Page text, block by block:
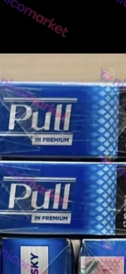
NERO
Гуцульскі
Italian Blend 821
OSCAR
Dandy
JM
MAN
Arizona
Cigaronne
Сигарети LD